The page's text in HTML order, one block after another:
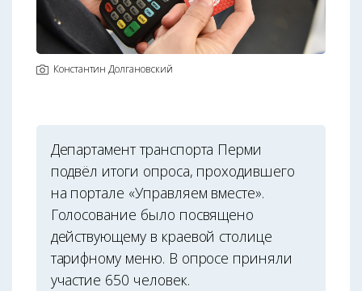
Константин Долгановский
Департамент транспорта Перми
подвёл итоги опроса, проходившего
на портале «Управляем вместе».
Голосование было посвящено
действующему в краевой столице
тарифному меню. В опросе приняли
участие 650 человек.